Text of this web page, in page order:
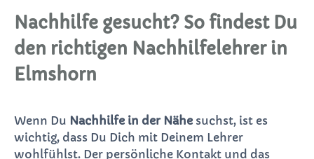
Nachhilfe gesucht? So findest Du
den richtigen Nachhilfelehrer in
Elmshorn
Wenn Du Nachhilfe in der Nähe suchst, ist es
wichtig, dass Du Dich mit Deinem Lehrer
wohlfühlst. Der persönliche Kontakt und das